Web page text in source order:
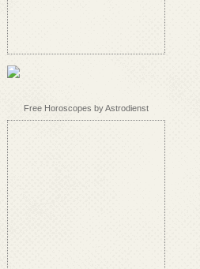
Free Horoscopes by Astrodienst